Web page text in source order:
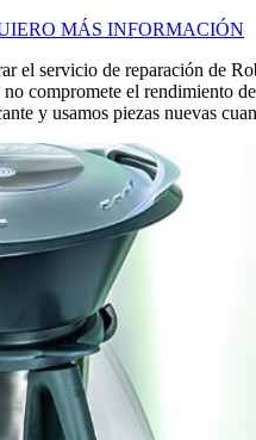
MÁS INFORMACIÓN
el servicio de reparación de
compromete el rendimiento
y usamos piezas nuevas